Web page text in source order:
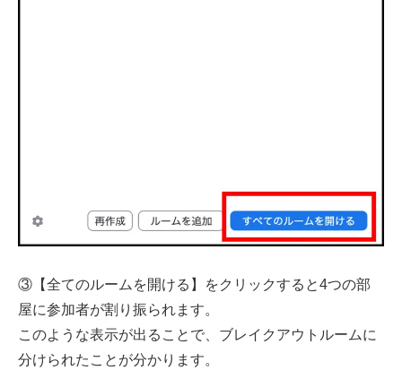
③【全てのルームを開ける】をクリックすると4つの部
屋に参加者が割り振られます。
このような表示が出ることで、ブレイクアウトルームに
分けられたことが分かります。